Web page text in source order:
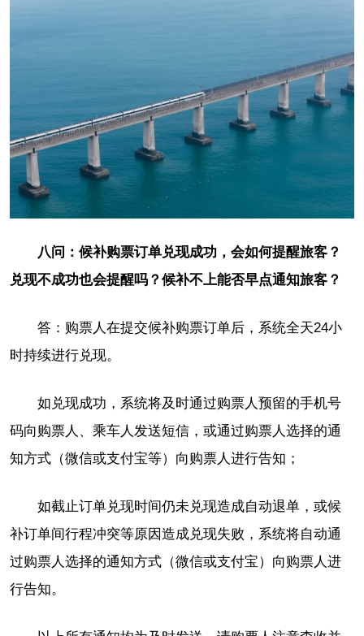
八问：候补购票订单兑现成功，会如何提醒旅客？
兑现不成功也会提醒吗？候补不上能否早点通知旅客？
答：购票人在提交候补购票订单后，系统全天24小
时持续进行兑现。
如兑现成功，系统将及时通过购票人预留的手机号
码向购票人、乘车人发送短信，或通过购票人选择的通
知方式（微信或支付宝等）向购票人进行告知；
如截止订单兑现时间仍未兑现造成自动退单，或候
补订单间行程冲突等原因造成兑现失败，系统将自动通
过购票人选择的通知方式（微信或支付宝）向购票人进
行告知。